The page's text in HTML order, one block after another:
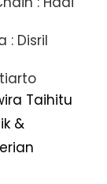
: Disril
Taihitu
&